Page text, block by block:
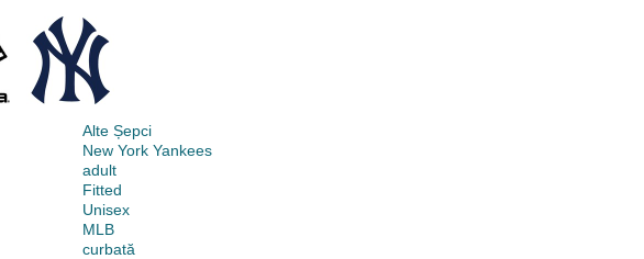
Alte Șepci
New York Yankees
adult
Fitted
Unisex
MLB
curbată